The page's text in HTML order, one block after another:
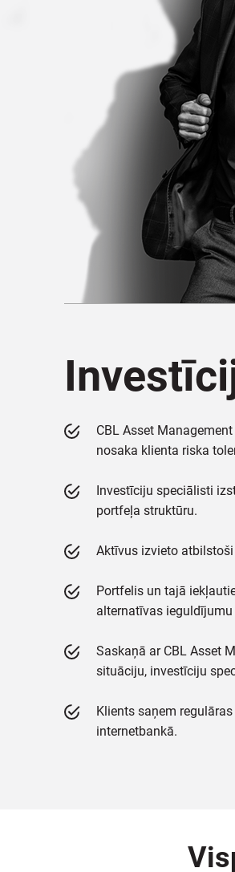
CBL Asset
nosaka klienta riska
Investīciju speciālisti
portfeļa struktūru.
Aktīvus izvieto
Portfelis un tajā
alternatīvas ieguldījumu
Saskaņā ar CBL Asset
situāciju, investīciju
Klients saņem
internetbankā.